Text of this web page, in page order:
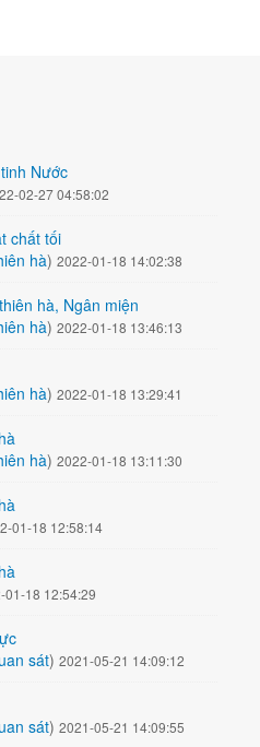
Nước
02-27 04:58:02
chất tối
hà)2022-01-18 14:02:38
hà, Ngân miện
hà)2022-01-18 13:46:13
hà)2022-01-18 13:29:41
hà)2022-01-18 13:11:30
01-18 12:58:14
01-18 12:54:29
sát)2021-05-21 14:09:12
sát)2021-05-21 14:09:55